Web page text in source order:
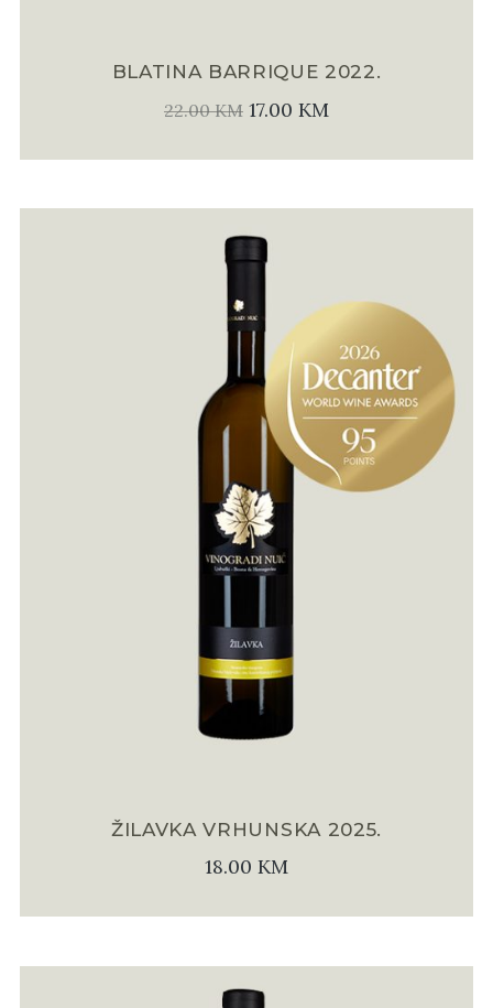
BLATINA BARRIQUE 2022.
22.00KM 17.00 KM
ŽILAVKA VRHUNSKA 2025.
18.00 KM